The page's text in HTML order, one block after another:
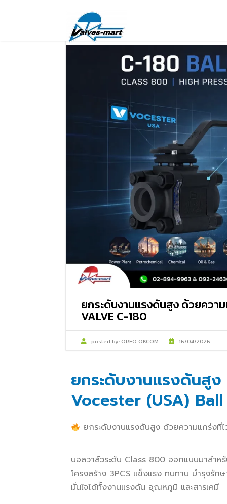
ยกระดับงานแรงดันสูง ด้วยความ
VALVE C-180
posted by: OREO OKCOM 16/04/2026
ยกระดับงานแรงดันสูง
Vocester (USA)
ยกระดับงานแรงดันสูง ด้วยความแกร่งที่
บอลวาล์วระดับ Class 800 ออกแบบมาสำหรั
โครงสร้าง 3PCS แข็งแรง ทนทาน บำรุงรัก
มั่นใจได้ทั้งงานแรงดัน อุณหภูมิ และสารเคมี